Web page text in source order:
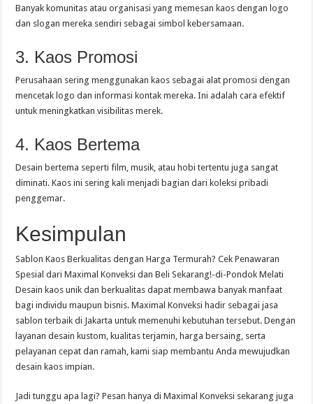
Banyak komunitas atau organisasi yang memesan kaos dengan logo
dan slogan mereka sendiri sebagai simbol kebersamaan.
3. Kaos Promosi
Perusahaan sering menggunakan kaos sebagai alat promosi dengan
mencetak logo dan informasi kontak mereka. Ini adalah cara efektif
untuk meningkatkan visibilitas merek.
4. Kaos Bertema
Desain bertema seperti film, musik, atau hobi tertentu juga sangat
diminati. Kaos ini sering kali menjadi bagian dari koleksi pribadi
penggemar.
Kesimpulan
Sablon Kaos Berkualitas dengan Harga Termurah? Cek Penawaran
Spesial dari Maximal Konveksi dan Beli Sekarang!-di-Pondok Melati
Desain kaos unik dan berkualitas dapat membawa banyak manfaat
bagi individu maupun bisnis. Maximal Konveksi hadir sebagai jasa
sablon terbaik di Jakarta untuk memenuhi kebutuhan tersebut. Dengan
layanan desain kustom, kualitas terjamin, harga bersaing, serta
pelayanan cepat dan ramah, kami siap membantu Anda mewujudkan
desain kaos impian.
Jadi tunggu apa lagi? Pesan hanya di Maximal Konveksi sekarang juga